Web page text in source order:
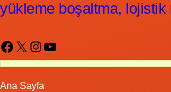
yükleme boşaltma, lojistik
Facebook X Instagram YouTube
Ana Sayfa